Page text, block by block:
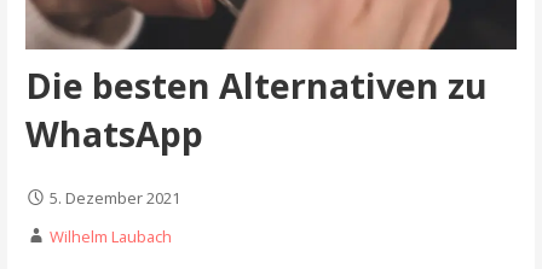
Die besten Alternativen zu
WhatsApp
5. Dezember 2021
Wilhelm Laubach